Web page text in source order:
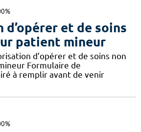
et de soins
patient mineur
d’opérer et de soins non
Formulaire de
à remplir avant de venir